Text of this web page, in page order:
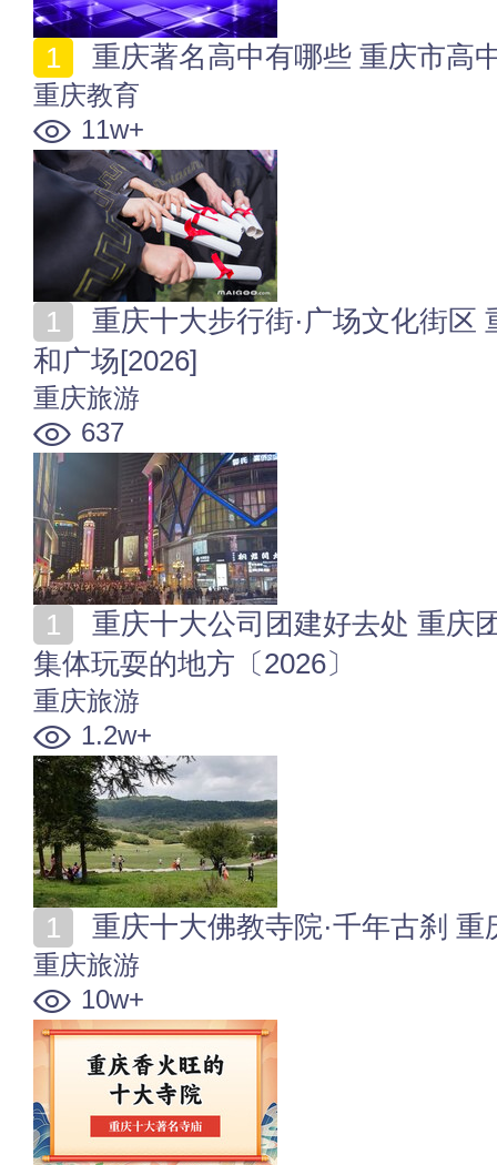
重庆著名高中有哪些 重庆市高
重庆教育
11w+
和广场[2026]
重庆旅游
637
集体玩耍的地方〔2026〕
重庆旅游
1.2w+
重庆十大佛教寺院·千年古刹
重庆旅游
10w+